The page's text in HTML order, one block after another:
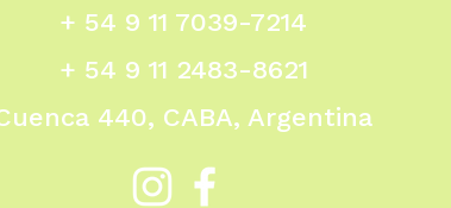
+ 54 9 11 7039-7214
+ 54 9 11 2483-8621
440, CABA, Argentina